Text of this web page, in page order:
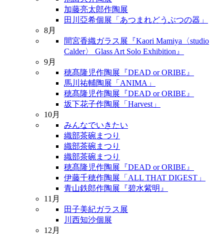
加藤亮太郎作陶展
田川亞希個展「あつまれどうぶつの器」
8月
間宮香織ガラス展『Kaori Mamiya〈studio
Calder〉 Glass Art Solo Exhibition』
9月
穂髙隆児作陶展『DEAD or ORIBE』
馬川祐輔陶展「ANIMA」
穂髙隆児作陶展『DEAD or ORIBE』
坂下花子作陶展「Harvest」
10月
みんなでいきたい
織部茶碗まつり
織部茶碗まつり
織部茶碗まつり
穂髙隆児作陶展『DEAD or ORIBE』
伊藤千穂作陶展「ALL THAT DIGEST」
青山鉄郎作陶展『碧水紫明』
11月
田子美紀ガラス展
川西知沙個展
12月